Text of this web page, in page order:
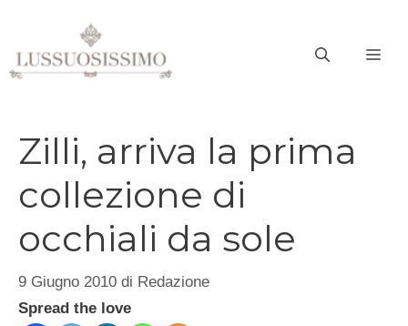
contenuto
Zilli, arriva la prima
collezione di
occhiali da sole
9 Giugno 2010 di Redazione
Spread the love